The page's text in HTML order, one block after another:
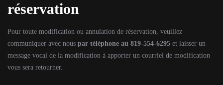
réservation
Pour toute modification ou annulation de réservation, veuillez
communiquer avec nous par téléphone au 819-554-6295 et laisser un
message vocal de la modification à apporter un courriel de modification
vous sera retourner.